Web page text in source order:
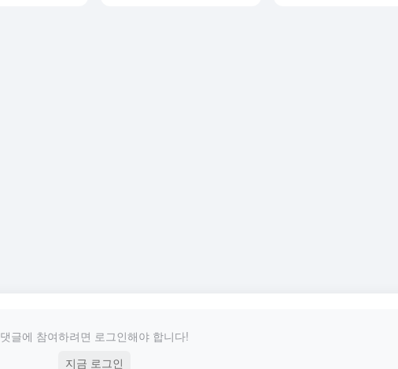
댓글에 참여하려면 로그인해야 합니다!
지금 로그인